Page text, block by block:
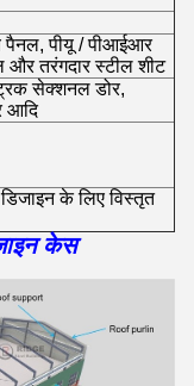
पैनल, पीयू / पीआईआर
तरंगदार स्टील शीट
सेक्शनल डोर,
आदि
के लिए विस्तृत
केस